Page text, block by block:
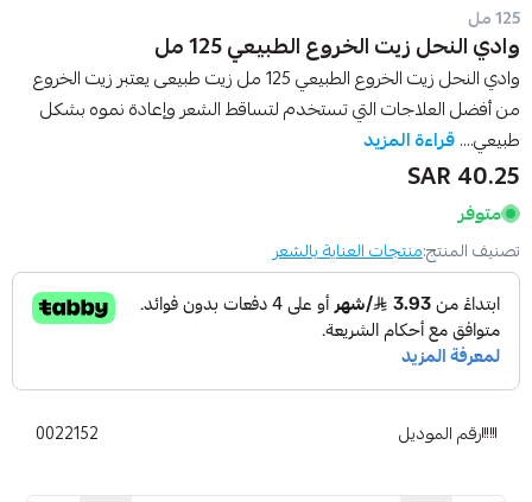
125 مل
وادي النحل زيت الخروع الطبيعي 125 مل
وادي النحل زيت الخروع الطبيعي 125 مل زيت طبيعى يعتبر زيت الخروع
من أفضل العلاجات التي تستخدم لتساقط الشعر وإعادة نموه بشكل
طبيعي....قراءة المزيد
40.25 SAR
متوفر
تصنيف المنتج:منتجات العناية بالشعر
رقم الموديل 0022152